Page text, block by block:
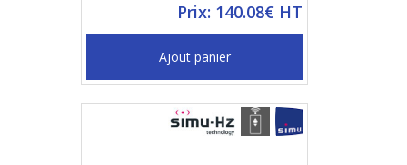
Prix: 140.08€ HT
Ajout panier